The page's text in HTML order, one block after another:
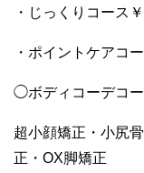
・じっくりコース
・ポイントケアコ
◯ボディコーデコー
超小顔矯正・小尻
正・OX脚矯正